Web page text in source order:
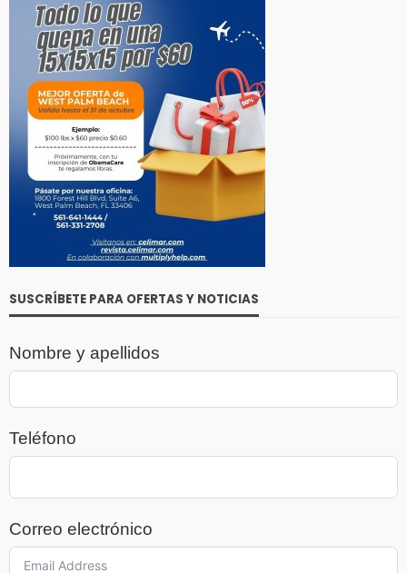
SUSCRÍBETE PARA OFERTAS Y NOTICIAS
Nombre y apellidos
Teléfono
Correo electrónico